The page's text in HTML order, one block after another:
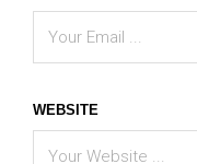
WEBSITE